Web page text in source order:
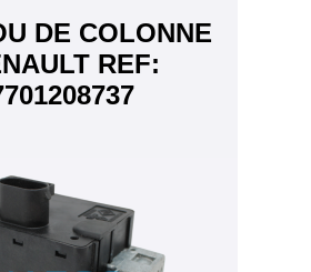
DE COLONNE
REF: